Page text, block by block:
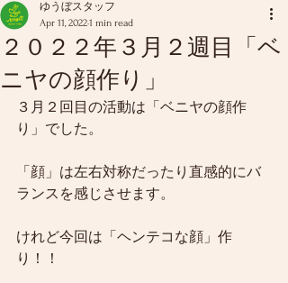
２０２２年３月２週目「ベ
ニヤの顔作り」
ゆうぼスタッフ
Apr 11, 20221 min read
３月２回目の活動は「ベニヤの顔作
り」でした。
「顔」は左右対称だったり直感的にバ
ランスを感じさせます。
けれど今回は「ヘンテコな顔」作
り！！